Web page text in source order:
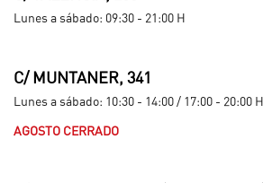
Lunes a sábado: 09:30 - 21:00 H
C/ MUNTANER, 341
Lunes a sábado: 10:30 - 14:00 / 17:00 - 20:00 H
AGOSTO CERRADO